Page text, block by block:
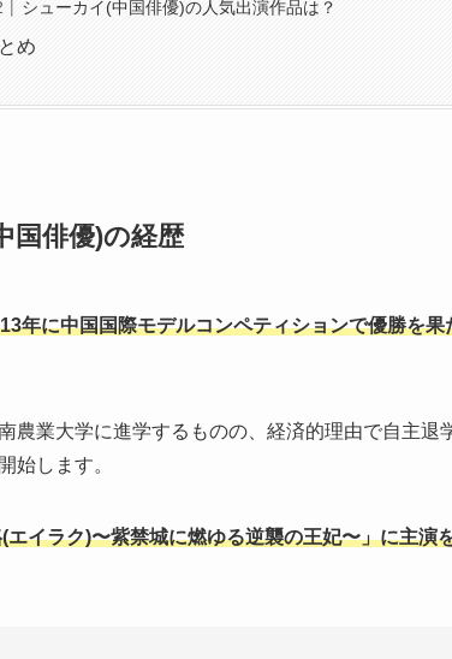
シューカイ(中国俳優)の人気出演作品は？
め
国俳優)の経歴
年に中国国際モデルコンペティションで優勝を
農業大学に進学するものの、経済的理由で自主
始します。
エイラク)〜紫禁城に燃ゆる逆襲の王妃〜」に主演